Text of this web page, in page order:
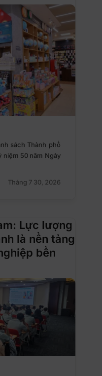
sách Thành phố
niệm 50 năm Ngày
Tháng 7 30, 2026
Lực lượng
là nền tảng
bền